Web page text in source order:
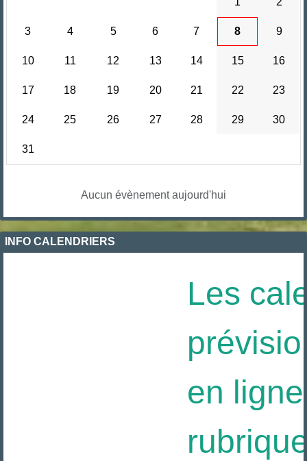
3 4 5 6 7 8 9
10 11 12 13 14 15 16
17 18 19 20 21 22 23
24 25 26 27 28 29 30
31
Aucun évènement aujourd'hui
INFO CALENDRIERS
Les
en ligne
rubrique